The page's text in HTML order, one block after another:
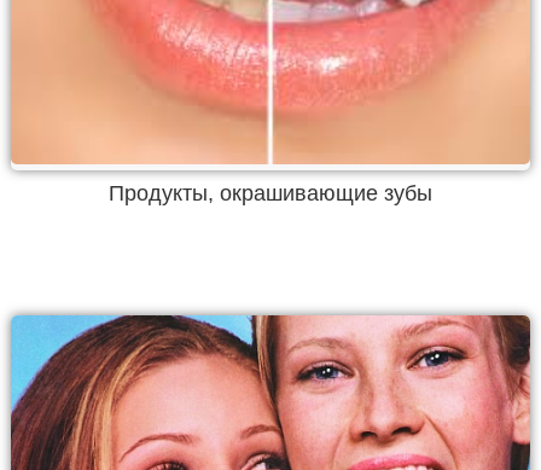
Продукты, окрашивающие зубы